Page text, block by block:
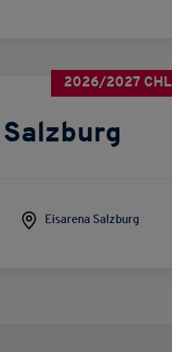
2026/2027 CHL
Eisarena Salzburg